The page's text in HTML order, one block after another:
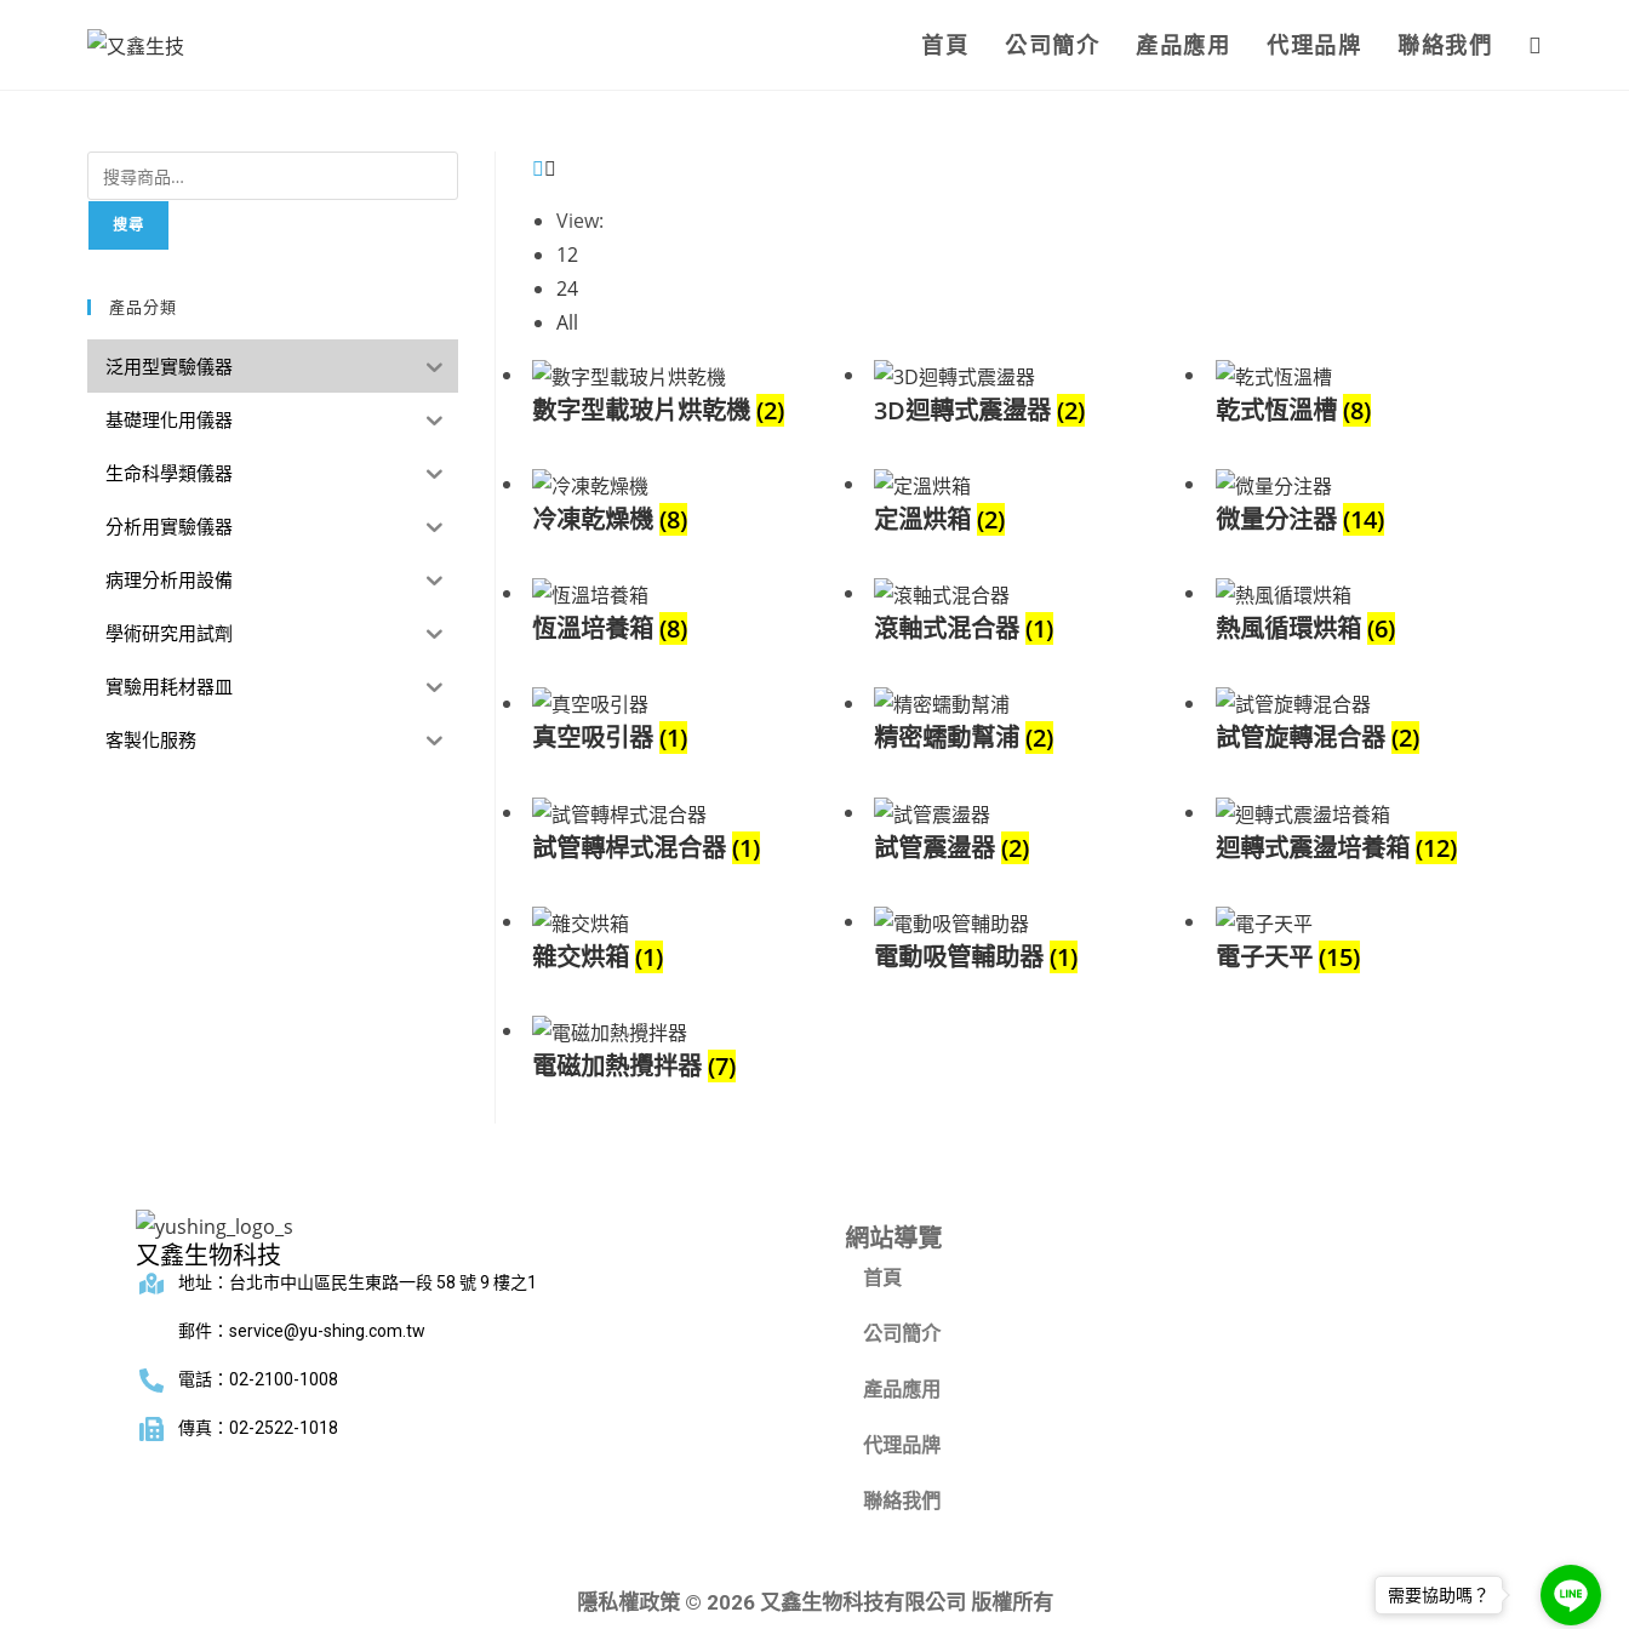
首頁 公司簡介 產品應用 代理品牌 聯絡我們
View:
12
24
All
數字型載玻片烘乾機(2) 3D迴轉式震盪器(2) 乾式恆溫槽(8)
冷凍乾燥機(8) 定溫烘箱(2) 微量分注器(14)
恆溫培養箱(8) 滾軸式混合器(1) 熱風循環烘箱(6)
真空吸引器(1) 精密蠕動幫浦(2) 試管旋轉混合器(2)
試管轉桿式混合器(1) 試管震盪器(2) 迴轉式震盪培養箱(12)
雜交烘箱(1) 電動吸管輔助器(1) 電子天平(15)
電磁加熱攪拌器(7)
搜尋
產品分類
泛用型實驗儀器
基礎理化用儀器
生命科學類儀器
分析用實驗儀器
病理分析用設備
學術研究用試劑
實驗用耗材器皿
客製化服務
又鑫生物科技
地址：台北市中山區民生東路一段 58 號 9 樓之1
郵件：service@yu-shing.com.tw
電話：02-2100-1008
傳真：02-2522-1018
網站導覽
首頁
公司簡介
產品應用
代理品牌
聯絡我們
隱私權政策 © 2026 又鑫生物科技有限公司 版權所有 需要協助嗎？